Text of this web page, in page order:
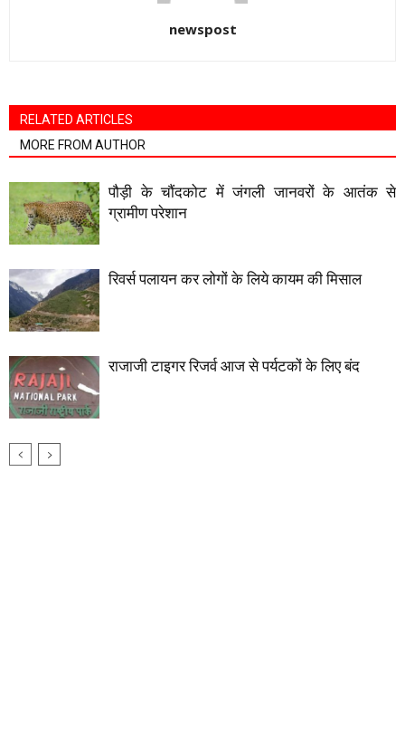
newspost
RELATED ARTICLES
MORE FROM AUTHOR
पौड़ी के चौंदकोट में जंगली जानवरों के आतंक से
ग्रामीण परेशान
रिवर्स पलायन कर लोगों के लिये कायम की मिसाल
राजाजी टाइगर रिजर्व आज से पर्यटकों के लिए बंद